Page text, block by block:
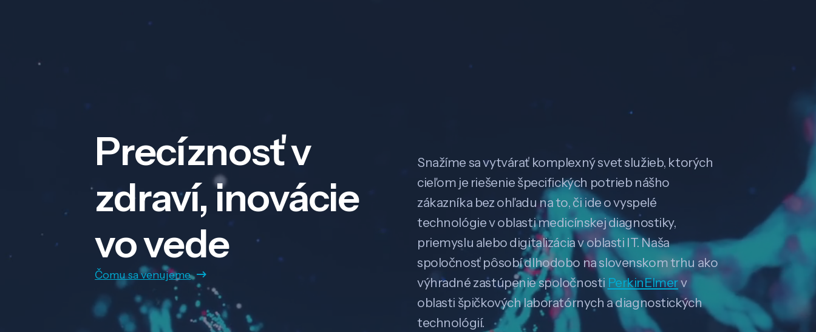
Precíznosť v
zdraví, inovácie
vo vede
Čomu sa venujeme
Snažíme sa vytvárať komplexný svet služieb, ktorých
cieľom je riešenie špecifických potrieb nášho
zákazníka bez ohľadu na to, či ide o vyspelé
technológie v oblasti medicínskej diagnostiky,
priemyslu alebo digitalizácia v oblasti IT. Naša
spoločnosť pôsobí dlhodobo na slovenskom trhu ako
výhradné zastúpenie spoločnosti PerkinElmerv
oblasti špičkových laboratórnych a diagnostických
technológií.